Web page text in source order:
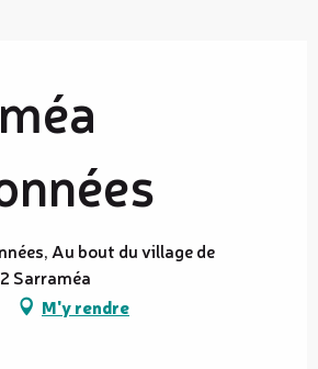
Au bout du village de
Sarraméa
M'y rendre